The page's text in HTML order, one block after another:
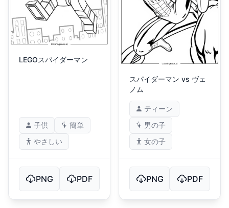
LEGOスパイダーマン
子供
簡単
やさしい
PNG PDF
スパイダーマン vs ヴェ
ノム
ティーン
男の子
女の子
PNG PDF